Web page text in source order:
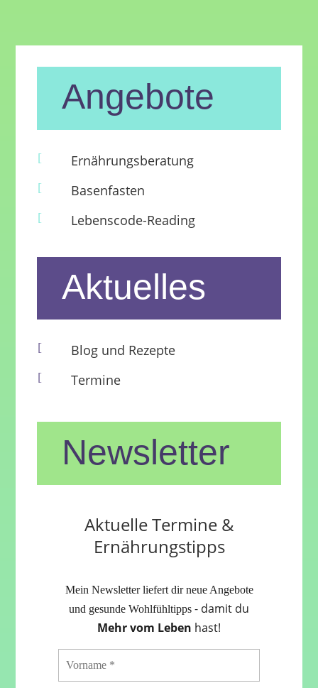
Angebote
[ Ernährungsberatung
[ Basenfasten
[ Lebenscode-Reading
Aktuelles
[ Blog und Rezepte
[ Termine
Newsletter
Aktuelle Termine &
Ernährungstipps
Mein Newsletter liefert dir neue Angebote
und gesunde Wohlfühltipps - damit du
Mehr vom Leben hast!